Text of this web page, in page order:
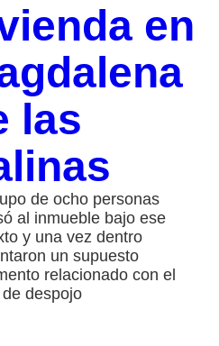
en
las
de ocho personas
al inmueble bajo ese
y una vez dentro
un supuesto
relacionado con el
despojo